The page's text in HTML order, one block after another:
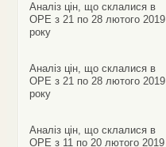
Аналіз цін, що склалися в
ОРЕ з 21 по 28 лютого 2019
року
Аналіз цін, що склалися в
ОРЕ з 21 по 28 лютого 2019
року
Аналіз цін, що склалися в
ОРЕ з 11 по 20 лютого 2019